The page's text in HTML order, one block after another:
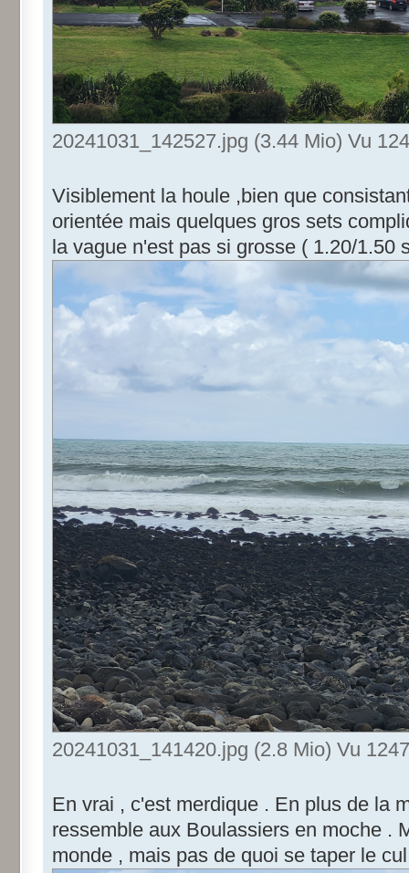
20241031_142527.jpg (3.44 Mio) Vu
Visiblement la houle ,bien que
orientée mais quelques gros sets
la vague n'est pas si grosse ( 1.20/1.50
20241031_141420.jpg (2.8 Mio) Vu
En vrai , c'est merdique . En plus de la
ressemble aux Boulassiers en moche .
monde , mais pas de quoi se taper le